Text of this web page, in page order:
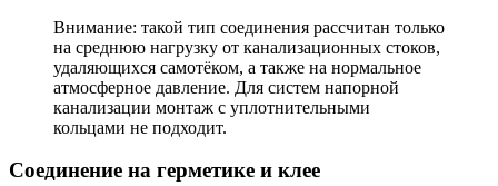
Внимание: такой тип соединения рассчитан только
на среднюю нагрузку от канализационных стоков,
удаляющихся самотёком, а также на нормальное
атмосферное давление. Для систем напорной
канализации монтаж с уплотнительными
кольцами не подходит.
Соединение на герметике и клее